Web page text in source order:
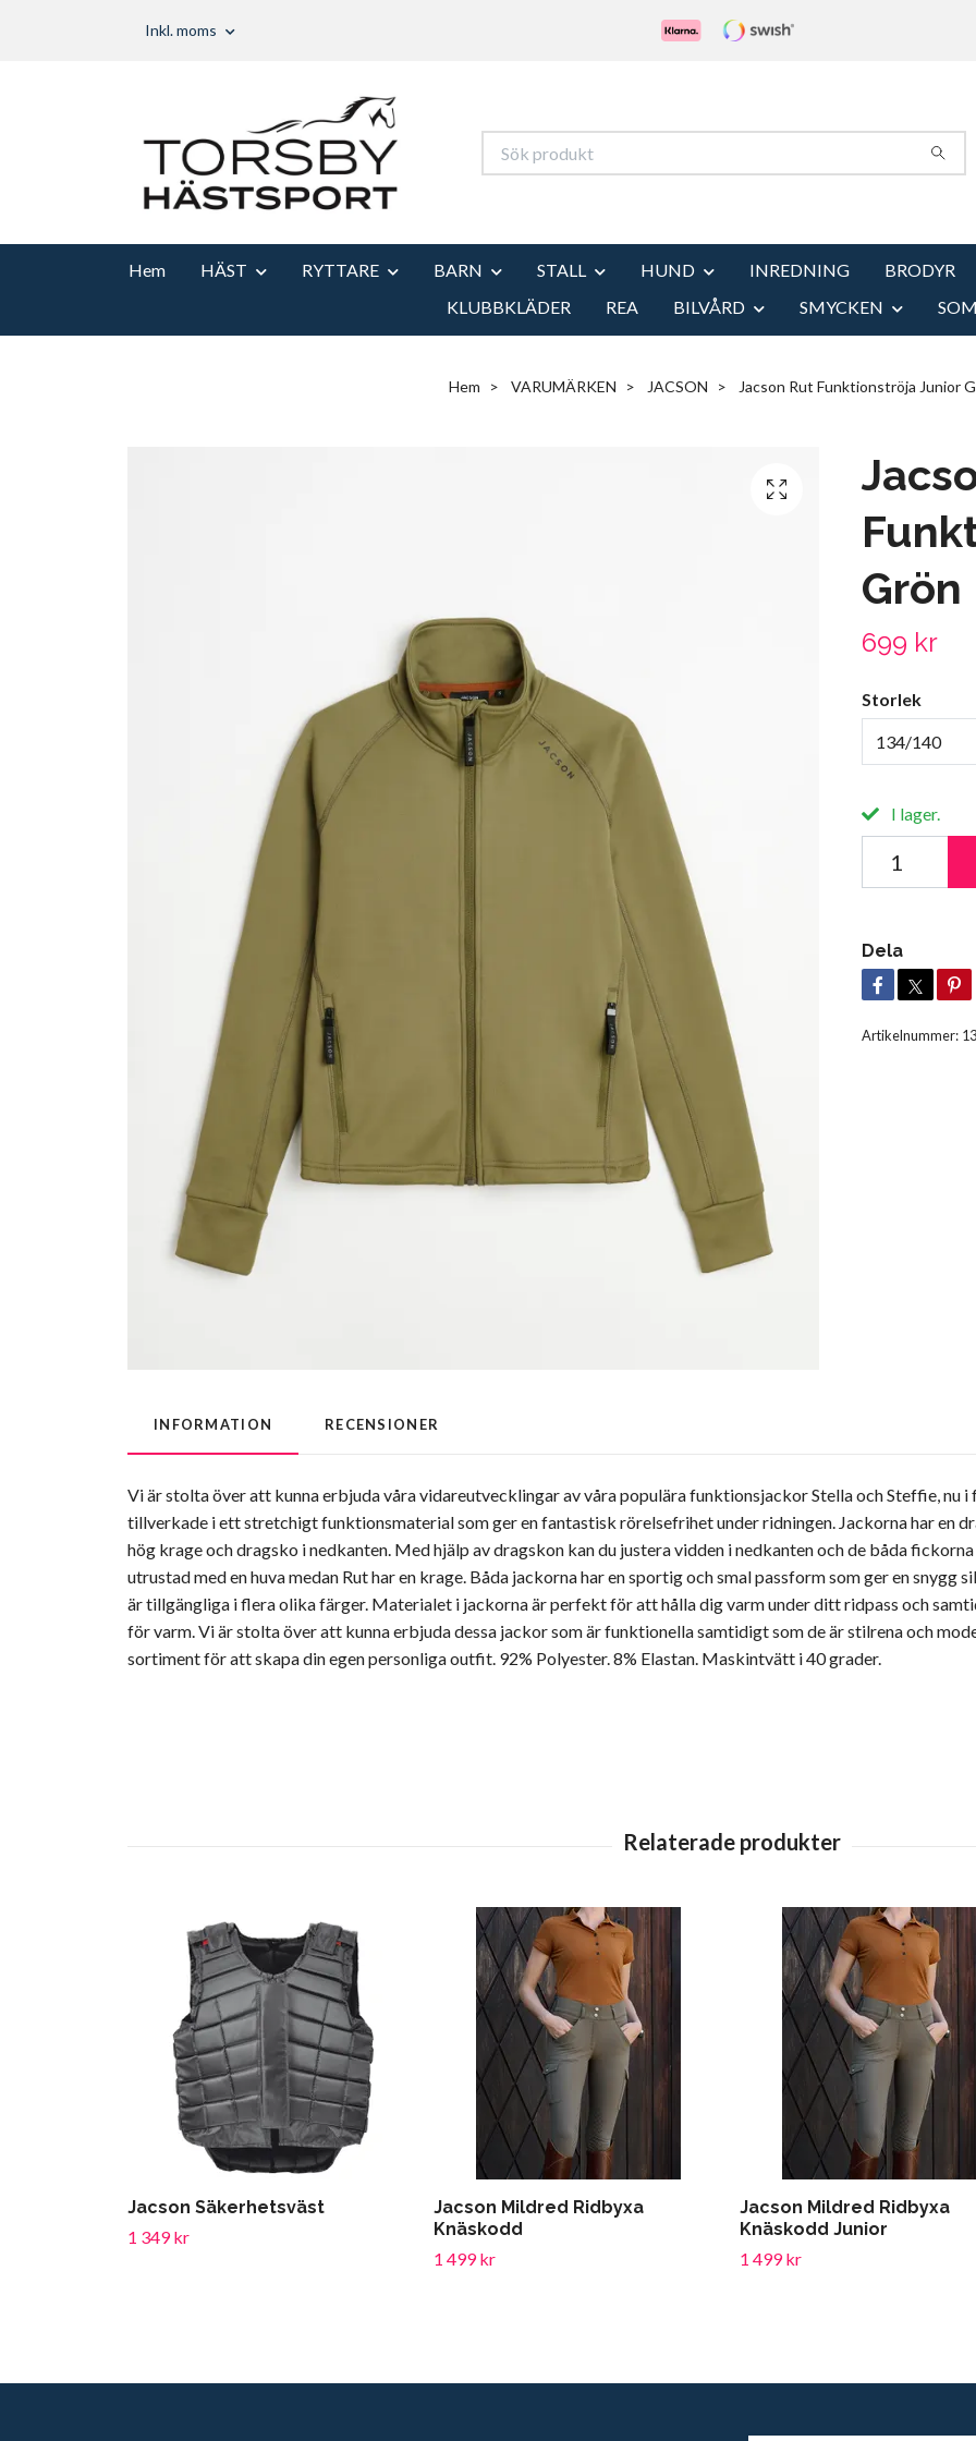
Inkl. moms
Hem HÄST RYTTARE BARN STALL HUND INREDNING BRODYR
KLUBBKLÄDER
REA BILVÅRD SMYCKEN
Hem VARUMÄRKEN JACSON Jacson Rut Funktionströja Junior
Grön
699 kr
Storlek
134/140
I lager.
Dela
Artikelnummer:
INFORMATION RECENSIONER
Vi är stolta över att kunna erbjuda våra vidareutvecklingar av våra populära funktionsjackor Stella och Steffie, nu i
tillverkade i ett stretchigt funktionsmaterial som ger en fantastisk rörelsefrihet under ridningen. Jackorna har en
hög krage och dragsko i nedkanten. Med hjälp av dragskon kan du justera vidden i nedkanten och de båda
utrustad med en huva medan Rut har en krage. Båda jackorna har en sportig och smal passform som ger en
är tillgängliga i flera olika färger. Materialet i jackorna är perfekt för att hålla dig varm under ditt ridpass och
för varm. Vi är stolta över att kunna erbjuda dessa jackor som är funktionella samtidigt som de är stilrena och
sortiment för att skapa din egen personliga outfit. 92% Polyester. 8% Elastan. Maskintvätt i 40 grader.
Jacson Säkerhetsväst
1 349 kr
Jacson Mildred Ridbyxa
Knäskodd
1 499 kr
Jacson Mildred Ridbyxa
Knäskodd Junior
1 499 kr